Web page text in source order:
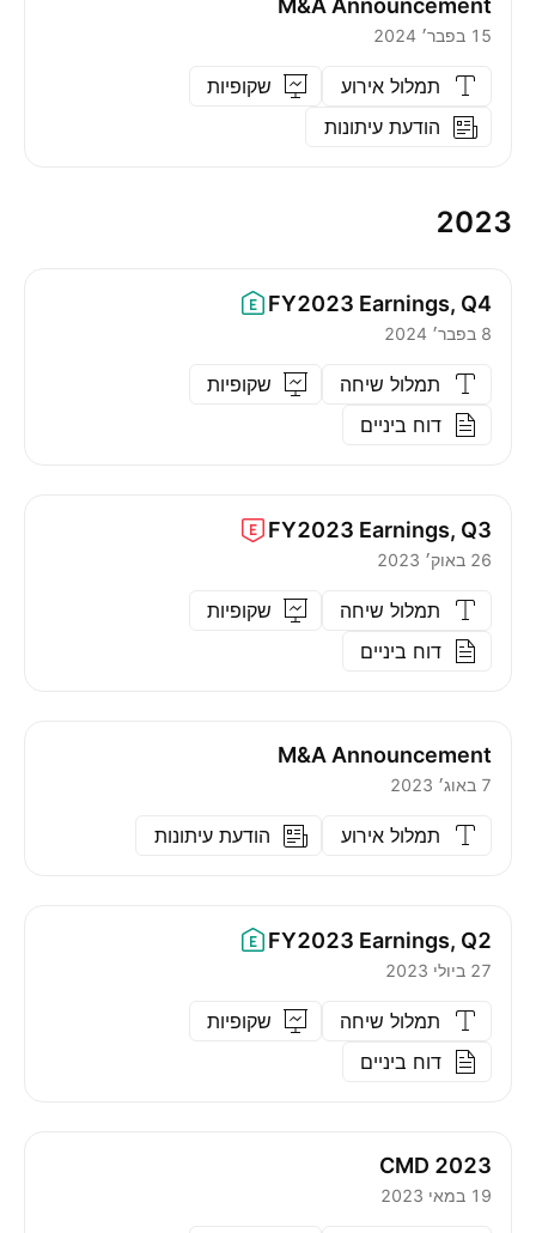
M&A Announcement
15 בפבר׳ 2024
תמלול אירוע
שקופיות
הודעת עיתונות
2023
Earnings, Q4
FY2023
8 בפבר׳ 2024
תמלול שיחה
שקופיות
דוח ביניים
Earnings, Q3
FY2023
26 באוק׳ 2023
תמלול שיחה
שקופיות
דוח ביניים
M&A Announcement
7 באוג׳ 2023
תמלול אירוע הודעת עיתונות
Earnings, Q2
FY2023
27 ביולי 2023
תמלול שיחה
שקופיות
דוח ביניים
CMD 2023
19 במאי 2023